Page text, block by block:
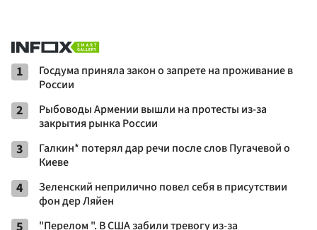
1
Госдума приняла закон о запрете на проживание в
России
2
Рыбоводы Армении вышли на протесты из-за
закрытия рынка России
3
Галкин* потерял дар речи после слов Пугачевой о
Киеве
4
Зеленский неприлично повел cебя в присутствии
фон дер Ляйен
"Перелом ". В США забили тревогу из-за